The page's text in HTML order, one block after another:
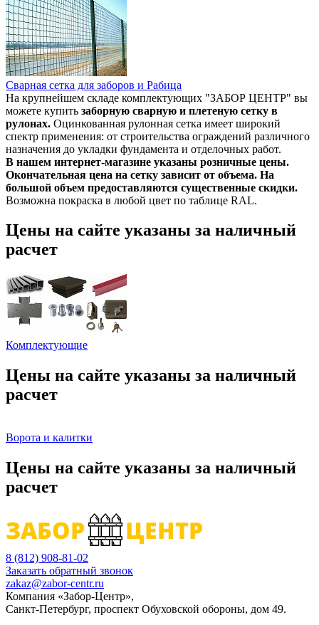
Сварная сетка для заборов и Рабица
На крупнейшем складе комплектующих "ЗАБОР ЦЕНТР" вы
можете купить заборную сварную и плетеную сетку в
рулонах. Оцинкованная рулонная сетка имеет широкий
спектр применения: от строительства ограждений различного
назначения до укладки фундамента и отделочных работ.
В нашем интернет-магазине указаны розничные цены.
Окончательная цена на сетку зависит от объема. На
большой объем предоставляются существенные скидки.
Возможна покраска в любой цвет по таблице RAL.
Цены на сайте указаны за наличный
расчет
Комплектующие
Цены на сайте указаны за наличный
расчет
Ворота и калитки
Цены на сайте указаны за наличный
расчет
8 (812) 908-81-02
Заказать обратный звонок
zakaz@zabor-centr.ru
Компания «Забор-Центр»,
Санкт-Петербург, проспект Обуховской обороны, дом 49.